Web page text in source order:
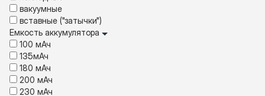
вакуумные
вставные ("затычки")
Емкость аккумулятора
100 мАч
135мАч
180 мАч
200 мАч
230 мАч